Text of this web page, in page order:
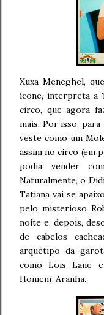
Xuxa Meneghel,
ícone, interpreta a
circo, que agora
mais. Por isso, para
veste como um
assim no circo (em
podia vender
Naturalmente, o
Tatiana vai se
pelo misterioso
noite e, depois,
de cabelos
arquétipo da
como Lois Lane
Homem-Aranha.